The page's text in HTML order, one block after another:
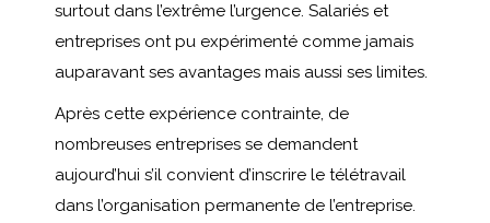
surtout dans l’extrême l’urgence. Salariés et
entreprises ont pu expérimenté comme jamais
auparavant ses avantages mais aussi ses limites.
Après cette expérience contrainte, de
nombreuses entreprises se demandent
aujourd’hui s’il convient d’inscrire le télétravail
dans l’organisation permanente de l’entreprise.